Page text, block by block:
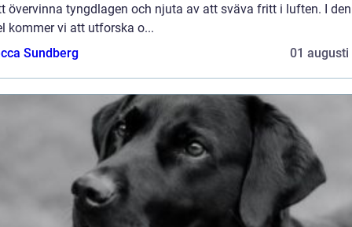
övervinna tyngdlagen och njuta av att sväva fritt i luften. I
kommer vi att utforska o...
Sundberg
01 augusti